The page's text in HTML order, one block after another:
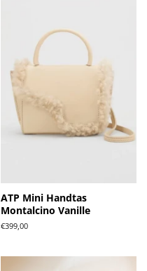
ATP Mini Handtas
Montalcino Vanille
Normale
€399,00